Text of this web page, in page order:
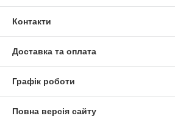
Контакти
Доставка та оплата
Графік роботи
Повна версія сайту